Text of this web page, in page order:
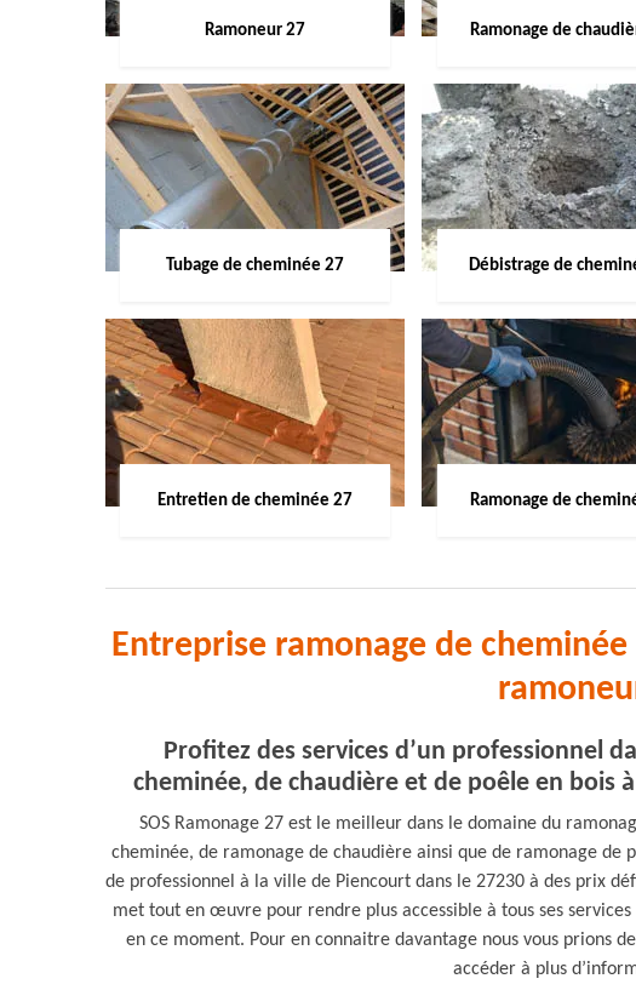
Ramoneur 27 Ramonage de
Tubage de cheminée 27 Débistrage de
Entretien de cheminée 27 Ramonage de
Entreprise ramonage de
Profitez des services d’un professionnel
cheminée, de chaudière et de poêle en bois
SOS Ramonage 27 est le meilleur dans le domaine du
cheminée, de ramonage de chaudière ainsi que de ramonage de
de professionnel à la ville de Piencourt dans le 27230 à des prix
met tout en œuvre pour rendre plus accessible à tous ses
en ce moment. Pour en connaitre davantage nous vous prions
accéder à plus